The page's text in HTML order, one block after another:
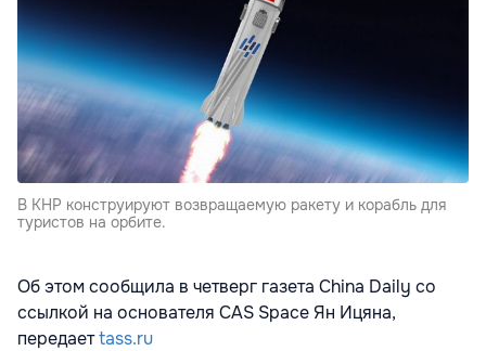
В КНР конструируют возвращаемую ракету и корабль для
туристов на орбите.
Об этом сообщила в четверг газета China Daily со
ссылкой на основателя CAS Space Ян Ицяна,
передаетtass.ru